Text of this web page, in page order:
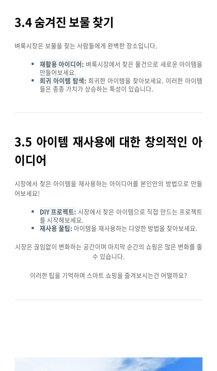
3.4 숨겨진 보물 찾기
벼룩시장은 보물을 찾는 사람들에게 완벽한 장소입니다.
재활용 아이디어: 벼룩시장에서 찾은 물건으로 새로운 아이템을
만들어보세요.
희귀 아이템 탐색: 희귀한 아이템을 찾아보세요. 이러한 아이템
들은 종종 가치가 상승하는 특성이 있습니다.
3.5 아이템 재사용에 대한 창의적인 아
이디어
시장에서 찾은 아이템을 재사용하는 아이디어를 본인만의 방법으로 만들
어보세요!
DIY 프로젝트: 시장에서 찾은 아이템으로 직접 만드는 프로젝트
를 시작해보세요.
재사용 꿀팁: 아이템을 재사용하는 다양한 방법을 찾아보세요.
시장은 끊임없이 변화하는 공간이며 마지막 순간의 쇼핑은 많은 변화를 줄
수 있습니다.
이러한 팁을 기억하며 스마트 쇼핑을 즐겨보시는건 어떨까요?